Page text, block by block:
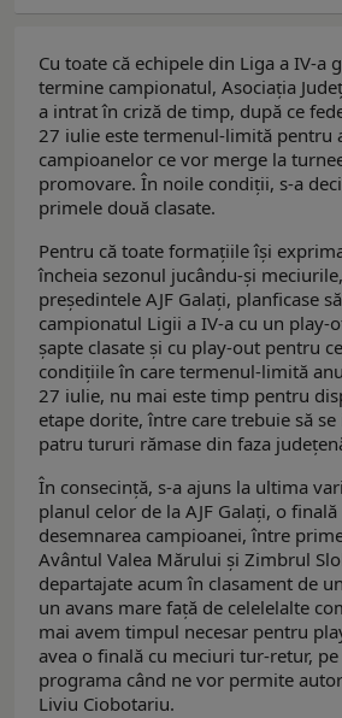
Cu toate că echipele din Liga a IV-a
termine campionatul, Asociaţia
a intrat în criză de timp, după ce
27 iulie este termenul-limită pentru
campioanelor ce vor merge la
promovare. În noile condiţii, s-a
primele două clasate.
Pentru că toate formaţiile îşi
încheia sezonul jucându-şi
preşedintele AJF Galaţi, planficase
campionatul Ligii a IV-a cu un play-
şapte clasate şi cu play-out pentru
condiţiile în care termenul-limită
27 iulie, nu mai este timp pentru
etape dorite, între care trebuie să se
patru tururi rămase din faza
În consecinţă, s-a ajuns la ultima
planul celor de la AJF Galaţi, o
desemnarea campioanei, între
Avântul Valea Mărului şi Zimbrul
departajate acum în clasament de
un avans mare faţă de celelelalte
mai avem timpul necesar pentru
avea o finală cu meciuri tur-retur,
programa când ne vor permite
Liviu Ciobotariu.